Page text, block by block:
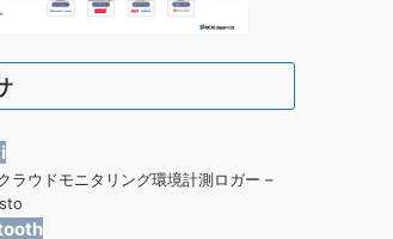
ラウドモニタリング環境計測ロガー –